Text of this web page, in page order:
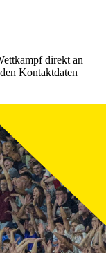
direkt an
Kontaktdaten